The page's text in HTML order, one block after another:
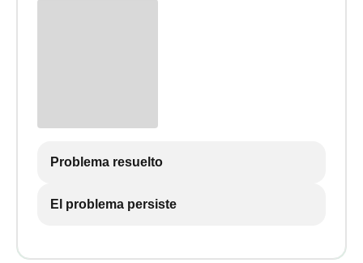
Problema resuelto
El problema persiste